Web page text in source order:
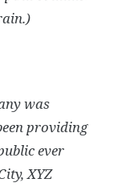
was
providing
ever
XYZ